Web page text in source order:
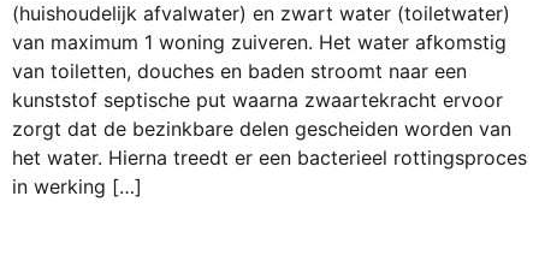
(huishoudelijk afvalwater) en zwart water (toiletwater)
van maximum 1 woning zuiveren. Het water afkomstig
van toiletten, douches en baden stroomt naar een
kunststof septische put waarna zwaartekracht ervoor
zorgt dat de bezinkbare delen gescheiden worden van
het water. Hierna treedt er een bacterieel rottingsproces
in werking […]